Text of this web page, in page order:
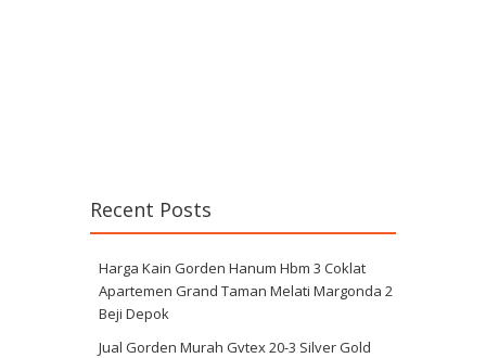
Recent Posts
Harga Kain Gorden Hanum Hbm 3 Coklat
Apartemen Grand Taman Melati Margonda 2
Beji Depok
Jual Gorden Murah Gvtex 20-3 Silver Gold